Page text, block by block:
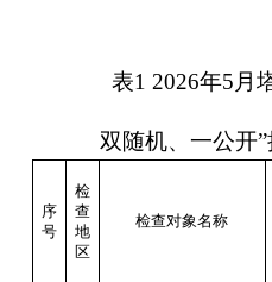
表1 2026年5月
双随机、一公开
序
号
检
查
地
区
检查对象名称